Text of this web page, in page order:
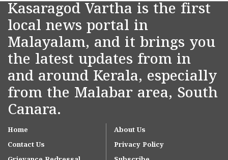
Kasaragod Vartha is the first
local news portal in
Malayalam, and it brings you
the latest updates from in
and around Kerala, especially
from the Malabar area, South
Canara.
Home
About Us
Contact Us
Privacy Policy